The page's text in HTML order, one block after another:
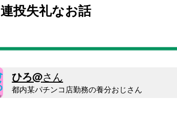
連投失礼なお話
ひろ@さん
都内某パチンコ店勤務の養分おじさん